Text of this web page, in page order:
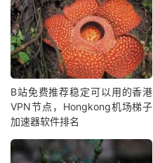
B站免费推荐稳定可以用的香港
VPN节点，Hongkong机场梯子
加速器软件排名